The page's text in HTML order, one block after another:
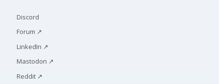
Discord
Forum ↗
LinkedIn ↗
Mastodon ↗
Reddit ↗